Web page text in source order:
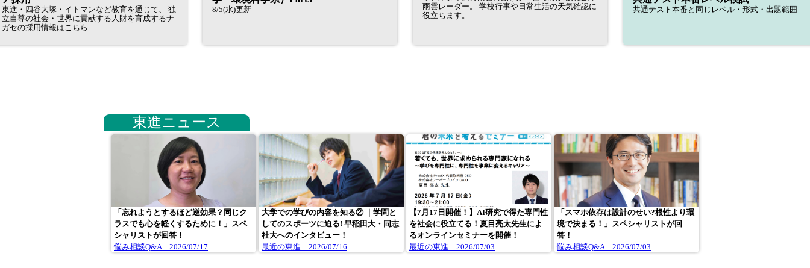
東進・四谷大塚・イトマンなど教育を通じて、 独
立自尊の社会・世界に貢献する人財を育成するナ
ガセの採用情報はこちら
8/5(水)更新
雨雲レーダー。 学校行事や日常生活の天気確認に
役立ちます。
共通テスト本番と同じレベル・形式・出題範囲
東進ニュース
「忘れようとするほど逆効果？同じク
ラスでも心を軽くするために！」スペ
シャリストが回答！
悩み相談Q&A 2026/07/17
大学での学びの内容を知る② ｜学問と
してのスポーツに迫る! 早稲田大・同志
社大へのインタビュー！
最近の東進 2026/07/16
【7月17日開催！】AI研究で得た専門性
を社会に役立てる！夏目亮太先生によ
るオンラインセミナーを開催！
最近の東進 2026/07/03
「スマホ依存は設計のせい?根性より環
境で決まる！」スペシャリストが回
答！
悩み相談Q&A 2026/07/03